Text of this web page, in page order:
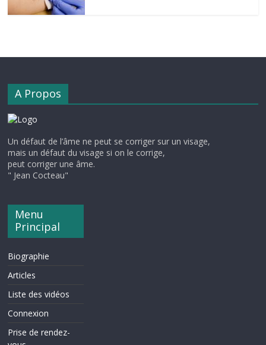
A Propos
Un défaut de l’âme ne peut se corriger sur un visage,
mais un défaut du visage si on le corrige,
peut corriger une âme.
" Jean Cocteau"
Menu
Principal
Biographie
Articles
Liste des vidéos
Connexion
Prise de rendez-